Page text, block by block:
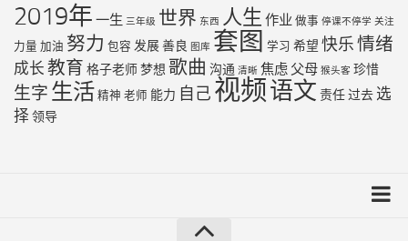
2019年 一生 三年级 世界 东西 人生 作业 做事 停课不停学 关注
力量 加油 努力 包容 发展善良 图库 套图 学习 希望 快乐情绪
成长 教育 格子老师梦想 歌曲 沟通 清晰 焦虑 父母 猴头客 珍惜
生字 生活 精神 老师 能力 自己 视频语文 责任过去 选
择 领导